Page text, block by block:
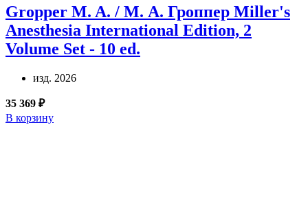
Gropper M. A. / М. А. Гроппер Miller's
Anesthesia International Edition, 2
Volume Set - 10 ed.
изд. 2026
35 369 ₽
В корзину